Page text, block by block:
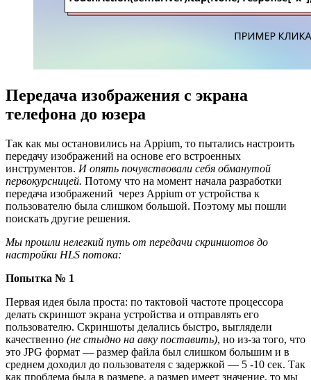
Передача изображения с экрана
телефона до юзера
Так как мы остановились на Appium, то пытались настроить
передачу изображений на основе его встроенных
инструментов. И опять почувствовали себя обманутой
первокурсницей. Потому что на момент начала разработки
передача изображений через Appium от устройства к
пользователю была слишком большой. Поэтому мы пошли
поискать другие решения.
Мы прошли нелегкий путь от передачи скриншотов до
настройки HLS потока:
Попытка № 1
Первая идея была проста: по тактовой частоте процессора
делать скриншот экрана устройства и отправлять его
пользователю. Скриншоты делались быстро, выглядели
качественно (не стыдно на авку поставить), но из-за того, что
это JPG формат — размер файла был слишком большим и в
среднем доходил до пользователя с задержкой — 5 -10 сек. Так
как проблема была в размере, а размер имеет значение, то мы